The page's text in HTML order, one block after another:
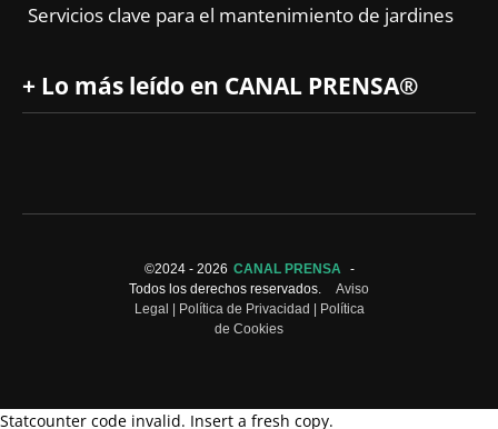
Servicios clave para el mantenimiento de jardines
+ Lo más leído en CANAL PRENSA®
©2024 - 2026 CANAL PRENSA
-
Todos los derechos reservados.
Aviso
Legal | Política de Privacidad | Política
de Cookies
Statcounter code invalid. Insert a fresh copy.